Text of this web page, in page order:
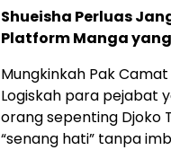
Shueisha Perluas
Platform Manga
Mungkinkah Pak
Logiskah para pejabat
orang sepenting Djoko
“senang hati” tanpa